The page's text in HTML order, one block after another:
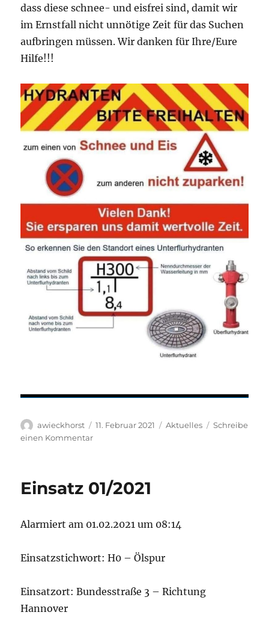
dass diese schnee- und eisfrei sind, damit wir
im Ernstfall nicht unnötige Zeit für das Suchen
aufbringen müssen. Wir danken für Ihre/Eure
Hilfe!!!
Autor
awieckhorst
Veröffentlicht
11. Februar 2021 Kategorien
Aktuelles
Schreibe
einen Kommentarzu
Einsatz 01/2021
Alarmiert am 01.02.2021 um 08:14
Einsatzstichwort: H0 – Ölspur
Einsatzort: Bundesstraße 3 – Richtung
Hannover